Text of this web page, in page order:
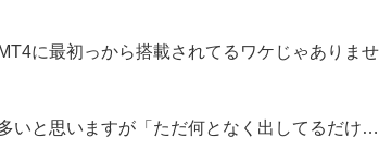
に最初っから搭載されてるワケじゃありま
いと思いますが「ただ何となく出してるだけ…